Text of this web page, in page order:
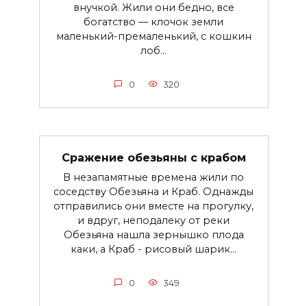
внучкой. Жили они бедно, все
богатство — клочок земли
маленький-премаленький, с кошкин
лоб...
0 320
Сражение обезьяны с крабом
В незапамятные времена жили по
соседству Обезьяна и Краб. Однажды
отправились они вместе на прогулку,
и вдруг, неподалеку от реки
Обезьяна нашла зернышко плода
каки, а Краб - рисовый шарик...
0 349